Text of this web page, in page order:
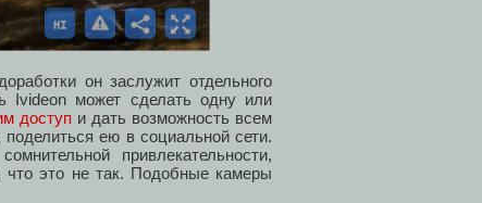
он заслужит отдельного
Ivideon может сделать одну или
доступ и дать возможность всем
ею в социальной сети.
привлекательности,
это не так. Подобные камеры